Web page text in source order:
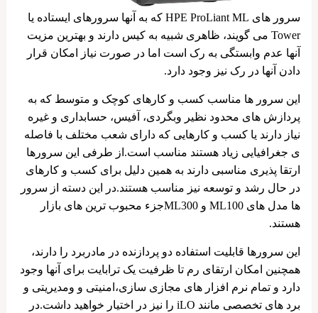
سرور های HPE ProLiant ML که به آنها سرورهای ایستاده یا
Tower می گویند، ظاهری شبیه به کیس دارند و بهترین مزیت
آنها عدم وابستگی به رک است اما در صورت نیاز امکان قرار
دادن آنها در رک نیز وجود دارد.
این سرور ها مناسب کسب و کارهای کوچک و متوسط که به
پردازش های محدود نظیر وبگردی، آفیس، حسابداری و غیره
نیاز دارند یا کسب و کارهایی که دارای شعب مختلف با فاصله
ی جغرافیایی زیاد هستند مناسب است.از طرفی این سرورها
ارتقا پذیری مناسبی دارند به همین دلیل برای کسب و کارهای
در حال رشد و توسعه نیز مناسب هستند.در این دسته از سرور
ها مدل های ML100 و ML300جزء محبوب ترین های بازار
هستند.
این سرورها قابلیت استفاده دو پردازنده در مادربرد را دارند،
همچنین امکان ارتقای رم تا ظرفیت یک ترابایت برای آنها وجود
دارد و تمام نرم افزار های مجازی سازی،امنیتی و ومدیریتی و
برد های تخصصی مانند iLO را نیز در اختیار خواهید داشت.در